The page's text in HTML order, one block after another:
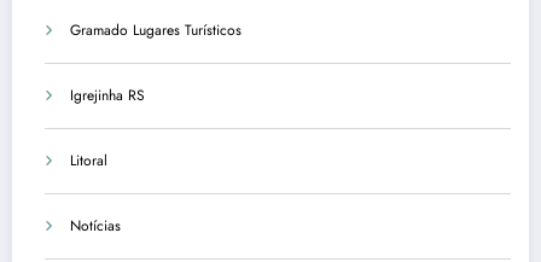
Gramado Lugares Turísticos
Igrejinha RS
Litoral
Notícias